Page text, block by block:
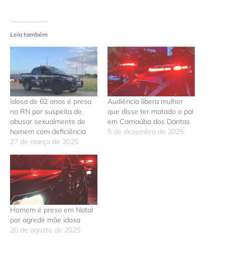
Leia também
Idosa de 62 anos é presa
no RN por suspeita de
abusar sexualmente de
homem com deficiência
27 de março de 2025
Audiência libera mulher
que disse ter matado o pai
em Carnaúba dos Dantas
5 de dezembro de 2025
Homem é preso em Natal
por agredir mãe idosa
20 de agosto de 2025